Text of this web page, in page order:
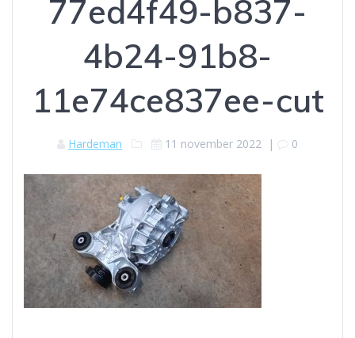
77ed4f49-b837-
4b24-91b8-
11e74ce837ee-cut
Hardeman 11 november 2022 | 0